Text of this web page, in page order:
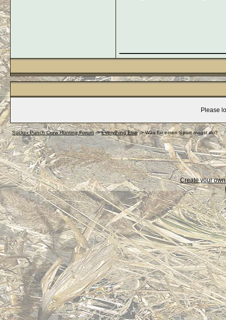
Please
Sucker Punch Crow Hunting Forum->Everything Else->Was für einen Sport magst du?
Create your